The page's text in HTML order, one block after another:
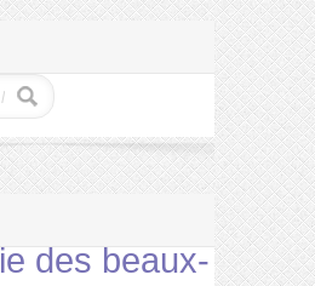
des beaux-